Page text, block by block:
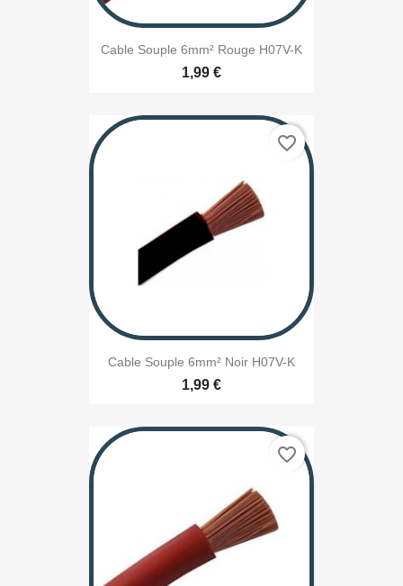
Cable Souple 6mm² Rouge H07V-K
1,99 €
Cable Souple 6mm² Noir H07V-K
1,99 €
favorite_border
favorite_border